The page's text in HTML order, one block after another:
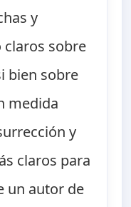
y
claros sobre
bien sobre
medida
y
claros para
un autor de